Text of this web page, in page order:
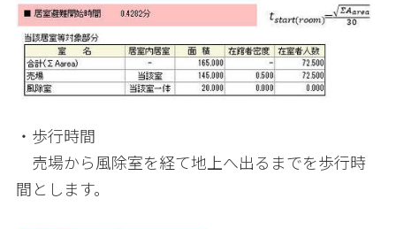
・歩行時間
売場から風除室を経て地上へ出るまでを歩行時
間とします。